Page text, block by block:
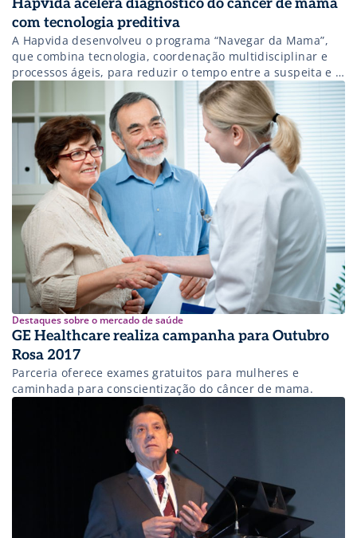
Hapvida acelera diagnóstico do câncer de mama
com tecnologia preditiva
A Hapvida desenvolveu o programa “Navegar da Mama”,
que combina tecnologia, coordenação multidisciplinar e
processos ágeis, para reduzir o tempo entre a suspeita e a
confirmação de câncer de mama. O projeto, que evoluiu
do piloto “Alerta Rosa” iniciado em Fortaleza, em 2023, já
diminuiu em 75% o tempo médio de diagnóstico,
passou de 136 para 36 dias, com meta de alcançar os […]
Destaques sobre o mercado de saúde
GE Healthcare realiza campanha para Outubro
Rosa 2017
Parceria oferece exames gratuitos para mulheres e
caminhada para conscientização do câncer de mama.